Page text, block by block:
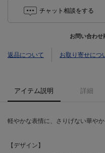
チャット相談をする
お問い合わせ
返品について お取り寄せにつ
アイテム説明 詳細
軽やかな表情に、さりげない華や
【デザイン】